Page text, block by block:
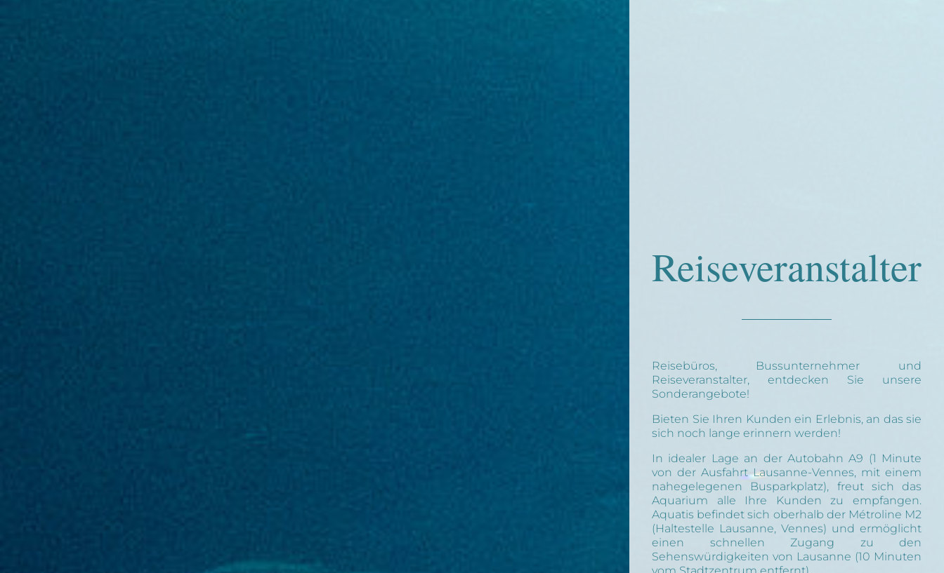
Reiseveranstalter
Reisebüros, Bussunternehmer und
Reiseveranstalter, entdecken Sie unsere
Sonderangebote!
Bieten Sie Ihren Kunden ein Erlebnis, an das sie
sich noch lange erinnern werden!
In idealer Lage an der Autobahn A9 (1 Minute
von der Ausfahrt Lausanne-Vennes, mit einem
nahegelegenen Busparkplatz), freut sich das
Aquarium alle Ihre Kunden zu empfangen.
Aquatis befindet sich oberhalb der Métroline M2
(Haltestelle Lausanne, Vennes) und ermöglicht
einen schnellen Zugang zu den
Sehenswürdigkeiten von Lausanne (10 Minuten